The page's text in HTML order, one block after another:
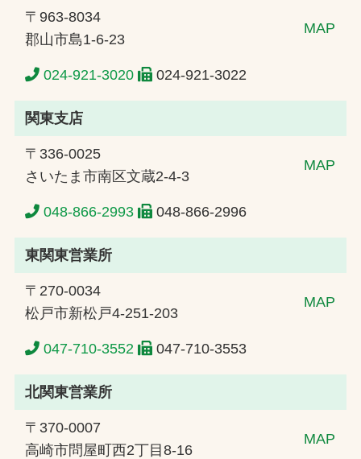
〒963-8034
郡山市島1-6-23
MAP
024-921-3020 024-921-3022
関東支店
〒336-0025
さいたま市南区文蔵2-4-3
MAP
048-866-2993 048-866-2996
東関東営業所
〒270-0034
松戸市新松戸4-251-203
MAP
047-710-3552 047-710-3553
北関東営業所
〒370-0007
高崎市問屋町西2丁目8-16
MAP